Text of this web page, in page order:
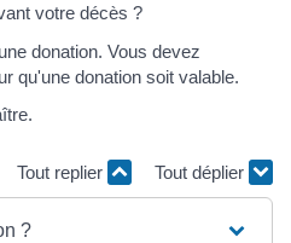
votre décès ?
donation. Vous devez
qu'une donation soit valable.
Tout replier Tout déplier
?